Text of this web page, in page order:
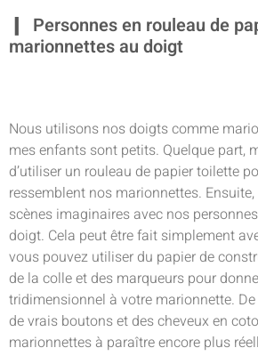
Personnes en rouleau de
marionnettes au doigt
Nous utilisons nos doigts comme
mes enfants sont petits. Quelque part,
d’utiliser un rouleau de papier toilette
ressemblent nos marionnettes.
scènes imaginaires avec nos
doigt. Cela peut être fait simplement
vous pouvez utiliser du papier de
de la colle et des marqueurs pour
tridimensionnel à votre marionnette.
de vrais boutons et des cheveux en
marionnettes à paraître encore plus